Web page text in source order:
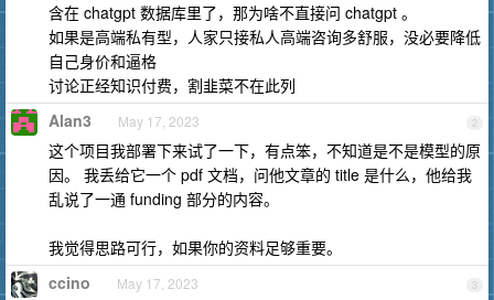
含在 chatgpt 数据库里了，那为啥不直接问 chatgpt 。
如果是高端私有型，人家只接私人高端咨询多舒服，没必要降低
自己身价和逼格
讨论正经知识付费，割韭菜不在此列
2
Alan3 May 17, 2023
这个项目我部署下来试了一下，有点笨，不知道是不是模型的原
因。 我丢给它一个 pdf 文档，问他文章的 title 是什么，他给我
乱说了一通 funding 部分的内容。
我觉得思路可行，如果你的资料足够重要。
3
ccino May 17, 2023